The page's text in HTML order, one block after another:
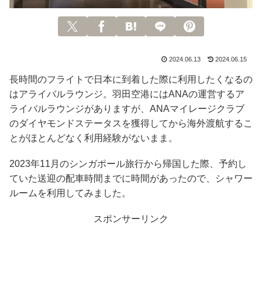
2024.06.13 2024.06.15
長時間のフライトで日本に到着した際に利用したくなるの
はアライバルラウンジ。羽田空港にはANAの運営するア
ライバルラウンジがありますが、ANAマイレージクラブ
のダイヤモンドステータスを獲得してから海外渡航するこ
とがほとんどなく利用経験がないまま。
2023年11月のシンガポール旅行から帰国した際、予約し
ていた送迎の配車時間までに時間があったので、シャワー
ルームを利用してみました。
スポンサーリンク